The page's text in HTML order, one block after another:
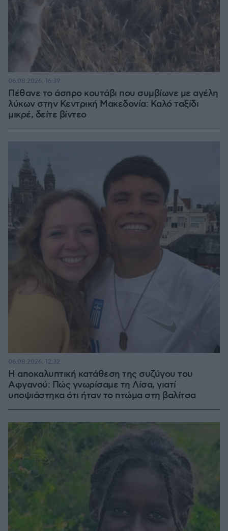
Πέθανε το άσπρο κουτάβι που συμβίωνε με αγέλη
λύκων στην Κεντρική Μακεδονία: Καλό ταξίδι
μικρέ, δείτε βίντεο
06.08.2026, 16:39
Η αποκαλυπτική κατάθεση της συζύγου του
Αφγανού: Πώς γνωρίσαμε τη Λίσα, γιατί
υποψιάστηκα ότι ήταν το πτώμα στη βαλίτσα
06.08.2026, 12:32